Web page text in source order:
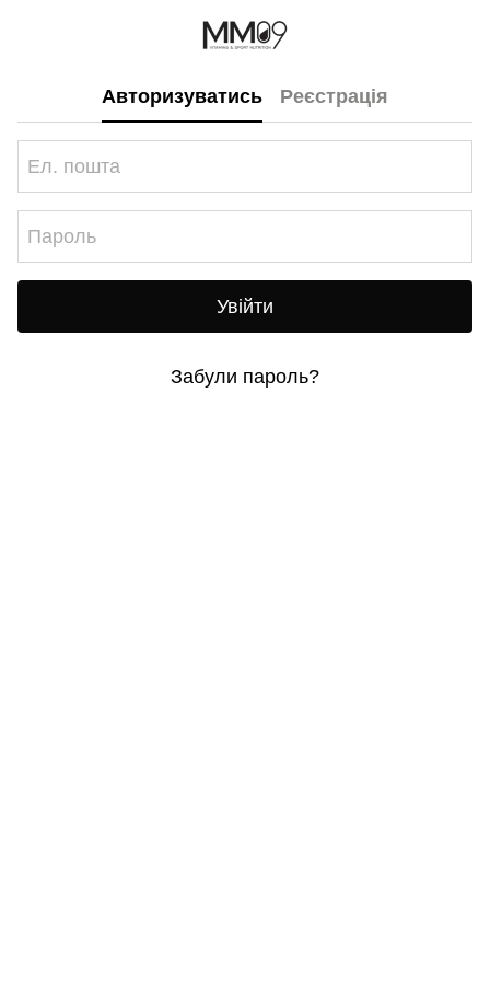
Авторизуватись Реєстрація
Увійти
Забули пароль?